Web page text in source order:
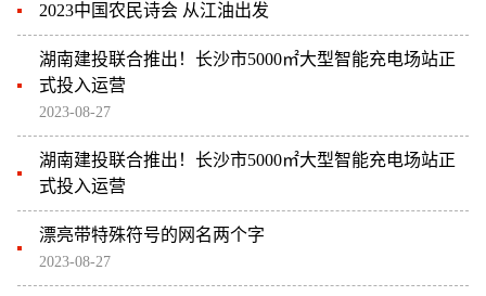
2023中国农民诗会 从江油出发
湖南建投联合推出！长沙市5000㎡大型智能充电场站正
式投入运营
2023-08-27
湖南建投联合推出！长沙市5000㎡大型智能充电场站正
式投入运营
漂亮带特殊符号的网名两个字
2023-08-27